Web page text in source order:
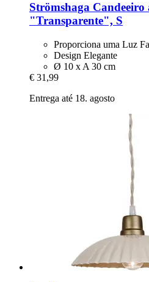
Strömshaga Candeeiro
"Transparente", S
Proporciona uma Luz
Design Elegante
Ø 10 x A 30 cm
€ 31,99
Entrega até 18. agosto